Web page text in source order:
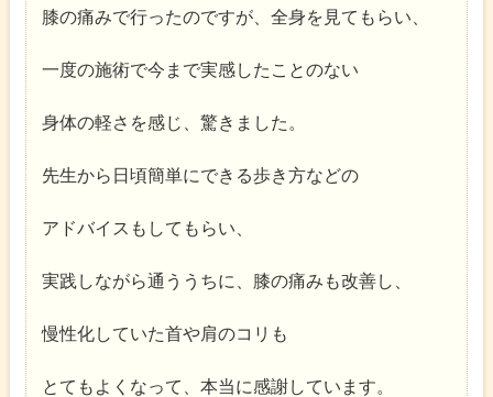
膝の痛みで行ったのですが、全身を見てもらい、
一度の施術で今まで実感したことのない
身体の軽さを感じ、驚きました。
先生から日頃簡単にできる歩き方などの
アドバイスもしてもらい、
実践しながら通ううちに、膝の痛みも改善し、
慢性化していた首や肩のコリも
とてもよくなって、本当に感謝しています。